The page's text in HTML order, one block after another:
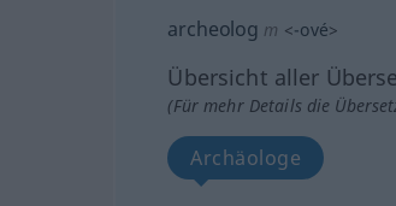
archeolog m <-ové>
Übersicht aller
(Für mehr Details die
Archäologe